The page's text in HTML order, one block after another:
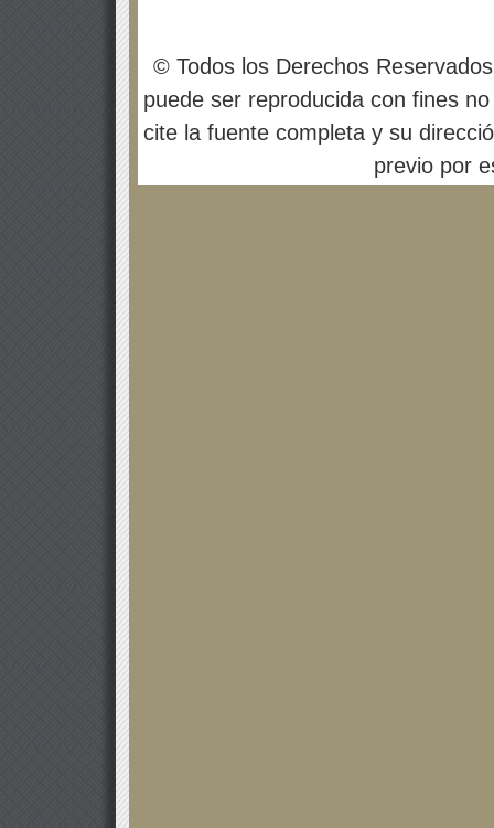
© Todos los Derechos
puede ser reproducida con fines
cite la fuente completa y su
previo por